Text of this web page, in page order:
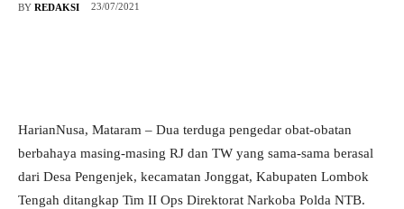
BY REDAKSI 23/07/2021
HarianNusa, Mataram – Dua terduga pengedar obat-obatan
berbahaya masing-masing RJ dan TW yang sama-sama berasal
dari Desa Pengenjek, kecamatan Jonggat, Kabupaten Lombok
Tengah ditangkap Tim II Ops Direktorat Narkoba Polda NTB.